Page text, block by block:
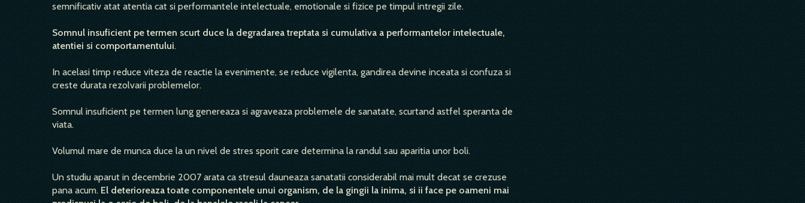
semnificativ atat atentia cat si performantele intelectuale, emotionale si fizice pe timpul intregii zile.
Somnul insuficient pe termen scurt duce la degradarea treptata si cumulativa a performantelor intelectuale,
atentiei si comportamentului.
In acelasi timp reduce viteza de reactie la evenimente, se reduce vigilenta, gandirea devine inceata si confuza si
creste durata rezolvarii problemelor.
Somnul insuficient pe termen lung genereaza si agraveaza problemele de sanatate, scurtand astfel speranta de
viata.
Volumul mare de munca duce la un nivel de stres sporit care determina la randul sau aparitia unor boli.
Un studiu aparut in decembrie 2007 arata ca stresul dauneaza sanatatii considerabil mai mult decat se crezuse
pana acum. El deterioreaza toate componentele unui organism, de la gingii la inima, si ii face pe oameni mai